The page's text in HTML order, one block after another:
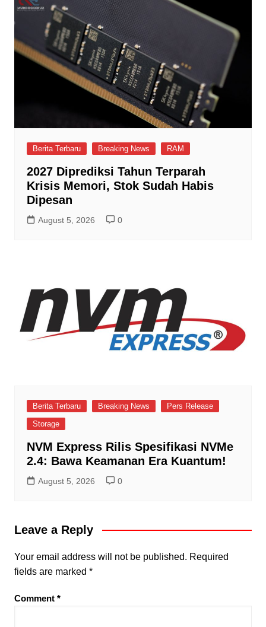
Berita Terbaru Breaking News RAM
2027 Diprediksi Tahun Terparah
Krisis Memori, Stok Sudah Habis
Dipesan
August 5, 2026 0
Berita Terbaru Breaking News
Pers Release
Storage
NVM Express Rilis Spesifikasi NVMe
2.4: Bawa Keamanan Era Kuantum!
August 5, 2026 0
Leave a Reply
Your email address will not be published. Required
fields are marked *
Comment *